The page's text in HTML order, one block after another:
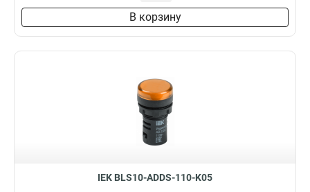
В корзину
IEK BLS10-ADDS-110-K05